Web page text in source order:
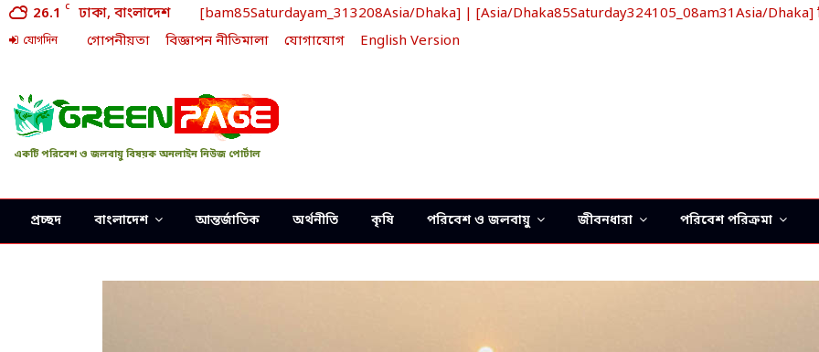
26.1 C ঢাকা, বাংলাদেশ [bam85Saturdayam_313208Asia/Dhaka] | [Asia/Dhaka85Saturday324105_08am31Asia/Dhaka]
যোগদিন গোপনীয়তা বিজ্ঞাপন নীতিমালা যোগাযোগ English Version
একটি পরিবেশ ও জলবায়ু বিষয়ক অনলাইন নিউজ পোর্টাল
প্রচ্ছদ বাংলাদেশ আন্তর্জাতিক অর্থনীতি কৃষি পরিবেশ ও জলবায়ু জীবনধারা পরিবেশ পরিক্রমা